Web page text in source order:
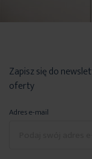
Zapisz się do
oferty
Adres e-mail